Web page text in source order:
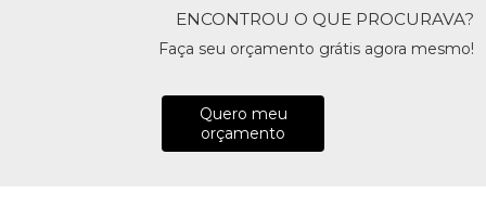
ENCONTROU O QUE PROCURAVA?
Faça seu orçamento grátis agora mesmo!
Quero meu
orçamento